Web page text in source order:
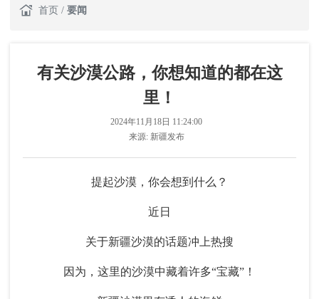
首页 / 要闻
有关沙漠公路，你想知道的都在这
里！
2024年11月18日 11:24:00
来源: 新疆发布
提起沙漠，你会想到什么？
近日
关于新疆沙漠的话题冲上热搜
因为，这里的沙漠中藏着许多“宝藏”！